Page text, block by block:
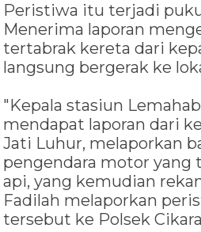
Peristiwa itu terjadi
Menerima laporan
tertabrak kereta dari
langsung bergerak ke
"Kepala stasiun
mendapat laporan dari
Jati Luhur, melaporkan
pengendara motor yang
api, yang kemudian
Fadilah melaporkan
tersebut ke Polsek